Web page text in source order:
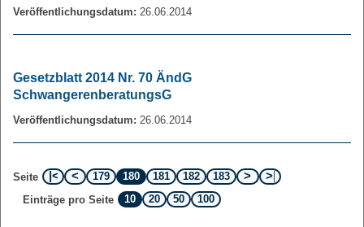
Veröffentlichungsdatum: 26.06.2014
Gesetzblatt 2014 Nr. 70 ÄndG
SchwangerenberatungsG
Veröffentlichungsdatum: 26.06.2014
Seite 179 180 181 182
183
Einträge pro Seite
10 20 50 100